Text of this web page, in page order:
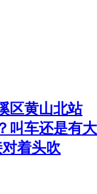
区黄山北站
叫车还是有大
着头吹